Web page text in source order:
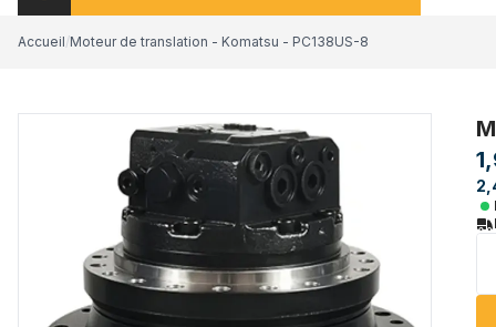
Accueil/Moteur de translation - Komatsu - PC138US-8